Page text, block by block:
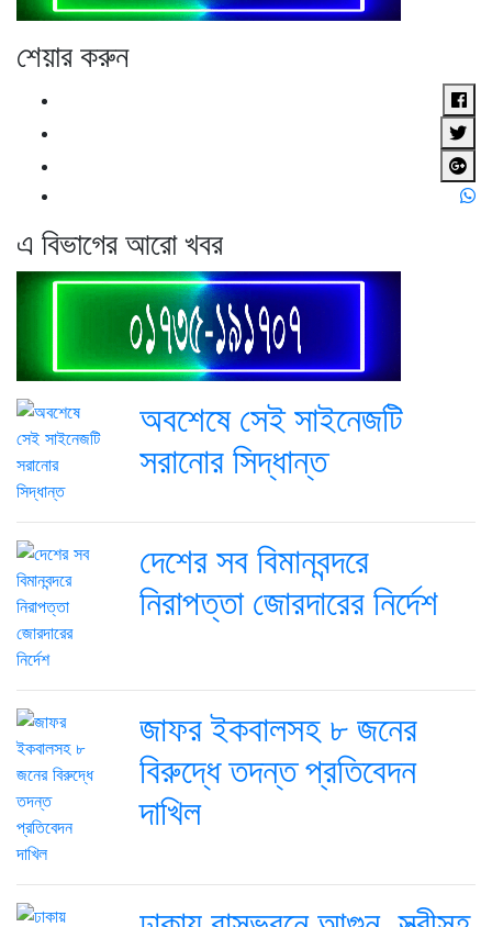
শেয়ার করুন
এ বিভাগের আরো খবর
অবশেষে সেই সাইনেজটি
সরানোর সিদ্ধান্ত
দেশের সব বিমানবন্দরে
নিরাপত্তা জোরদারের নির্দেশ
জাফর ইকবালসহ ৮ জনের
বিরুদ্ধে তদন্ত প্রতিবেদন
দাখিল